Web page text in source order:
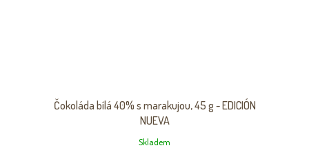
Čokoláda bílá 40% s marakujou, 45 g - EDICIÓN
NUEVA
Skladem